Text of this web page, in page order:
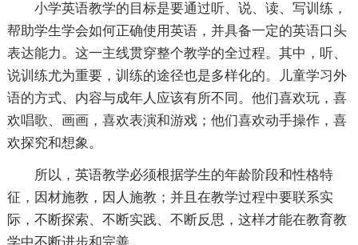
小学英语教学的目标是要通过听、说、读、写训练，
帮助学生学会如何正确使用英语，并具备一定的英语口头
表达能力。这一主线贯穿整个教学的全过程。其中，听、
说训练尤为重要，训练的途径也是多样化的。儿童学习外
语的方式、内容与成年人应该有所不同。他们喜欢玩，喜
欢唱歌、画画，喜欢表演和游戏；他们喜欢动手操作，喜
欢探究和想象。
所以，英语教学必须根据学生的年龄阶段和性格特
征，因材施教，因人施教；并且在教学过程中要联系实
际，不断探索、不断实践、不断反思，这样才能在教育教